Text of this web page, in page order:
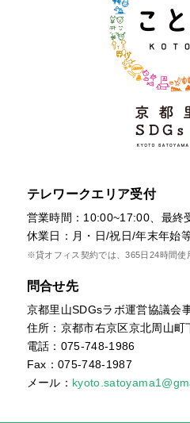
テレワークエリア受付
営業時間：10:00~17:00、最終
休業日：月・日/祝日/年末年始
※貸オフィス契約では、365日24時間使
問合せ先
京都里山SDGsラボ運営協議会
住所：京都市右京区京北周山
電話：075-748-1986
Fax：075-748-1987
メール：